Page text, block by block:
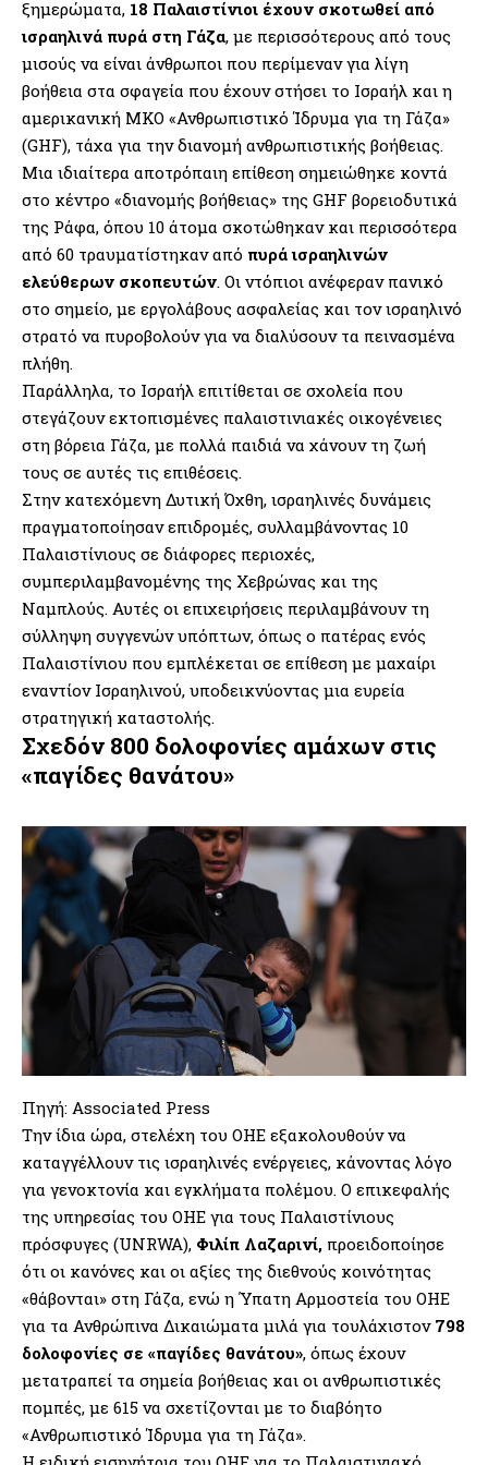
ξημερώματα, 18 Παλαιστίνιοι έχουν σκοτωθεί από
ισραηλινά πυρά στη Γάζα, με περισσότερους από τους
μισούς να είναι άνθρωποι που περίμεναν για λίγη
βοήθεια στα σφαγεία που έχουν στήσει το Ισραήλ και η
αμερικανική ΜΚΟ «Ανθρωπιστικό Ίδρυμα για τη Γάζα»
(GHF), τάχα για την διανομή ανθρωπιστικής βοήθειας.
Μια ιδιαίτερα αποτρόπαιη επίθεση σημειώθηκε κοντά
στο κέντρο «διανομής βοήθειας» της GHF βορειοδυτικά
της Ράφα, όπου 10 άτομα σκοτώθηκαν και περισσότερα
από 60 τραυματίστηκαν από πυρά ισραηλινών
ελεύθερων σκοπευτών. Οι ντόπιοι ανέφεραν πανικό
στο σημείο, με εργολάβους ασφαλείας και τον ισραηλινό
στρατό να πυροβολούν για να διαλύσουν τα πεινασμένα
πλήθη.
Παράλληλα, το Ισραήλ επιτίθεται σε σχολεία που
στεγάζουν εκτοπισμένες παλαιστινιακές οικογένειες
στη βόρεια Γάζα, με πολλά παιδιά να χάνουν τη ζωή
τους σε αυτές τις επιθέσεις.
Στην κατεχόμενη Δυτική Όχθη, ισραηλινές δυνάμεις
πραγματοποίησαν επιδρομές, συλλαμβάνοντας 10
Παλαιστίνιους σε διάφορες περιοχές,
συμπεριλαμβανομένης της Χεβρώνας και της
Ναμπλούς. Αυτές οι επιχειρήσεις περιλαμβάνουν τη
σύλληψη συγγενών υπόπτων, όπως ο πατέρας ενός
Παλαιστίνιου που εμπλέκεται σε επίθεση με μαχαίρι
εναντίον Ισραηλινού, υποδεικνύοντας μια ευρεία
στρατηγική καταστολής.
Σχεδόν 800 δολοφονίες αμάχων στις
«παγίδες θανάτου»
Πηγή: Associated Press
Την ίδια ώρα, στελέχη του ΟΗΕ εξακολουθούν να
καταγγέλλουν τις ισραηλινές ενέργειες, κάνοντας λόγο
για γενοκτονία και εγκλήματα πολέμου. Ο επικεφαλής
της υπηρεσίας του ΟΗΕ για τους Παλαιστίνιους
πρόσφυγες (UNRWA), Φιλίπ Λαζαρινί, προειδοποίησε
ότι οι κανόνες και οι αξίες της διεθνούς κοινότητας
«θάβονται» στη Γάζα, ενώ η Ύπατη Αρμοστεία του ΟΗΕ
για τα Ανθρώπινα Δικαιώματα μιλά για τουλάχιστον 798
δολοφονίες σε «παγίδες θανάτου», όπως έχουν
μετατραπεί τα σημεία βοήθειας και οι ανθρωπιστικές
πομπές, με 615 να σχετίζονται με το διαβόητο
«Ανθρωπιστικό Ίδρυμα για τη Γάζα».